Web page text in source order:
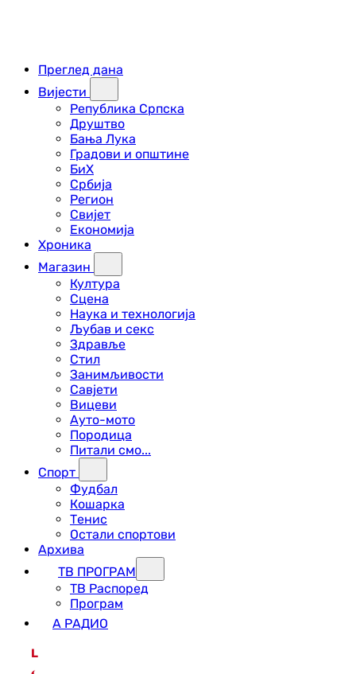
Преглед дана
Вијести
Република Српска
Друштво
Бања Лука
Градови и општине
БиХ
Србија
Регион
Свијет
Економија
Хроника
Магазин
Култура
Сцена
Наука и технологија
Љубав и секс
Здравље
Стил
Занимљивости
Савјети
Вицеви
Ауто-мото
Породица
Питали смо...
Спорт
Фудбал
Кошарка
Тенис
Остали спортови
Архива
ТВ ПРОГРАМ
ТВ Распоред
Програм
А РАДИО
L